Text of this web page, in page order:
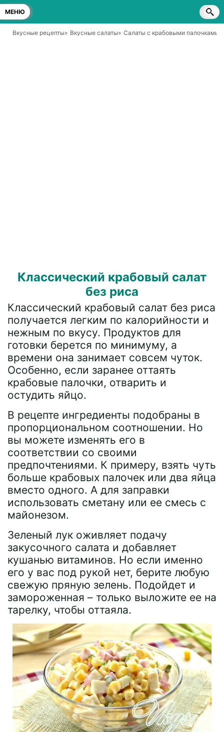
МЕНЮ
Вкусные рецепты» Вкусные салаты» Салаты с крабовыми палочками
Классический крабовый салат
без риса
Классический крабовый салат без риса
получается легким по калорийности и
нежным по вкусу. Продуктов для
готовки берется по минимуму, а
времени она занимает совсем чуток.
Особенно, если заранее оттаять
крабовые палочки, отварить и
остудить яйцо.
В рецепте ингредиенты подобраны в
пропорциональном соотношении. Но
вы можете изменять его в
соответствии со своими
предпочтениями. К примеру, взять чуть
больше крабовых палочек или два яйца
вместо одного. А для заправки
использовать сметану или ее смесь с
майонезом.
Зеленый лук оживляет подачу
закусочного салата и добавляет
кушанью витаминов. Но если именно
его у вас под рукой нет, берите любую
свежую пряную зелень. Подойдет и
замороженная – только выложите ее на
тарелку, чтобы оттаяла.